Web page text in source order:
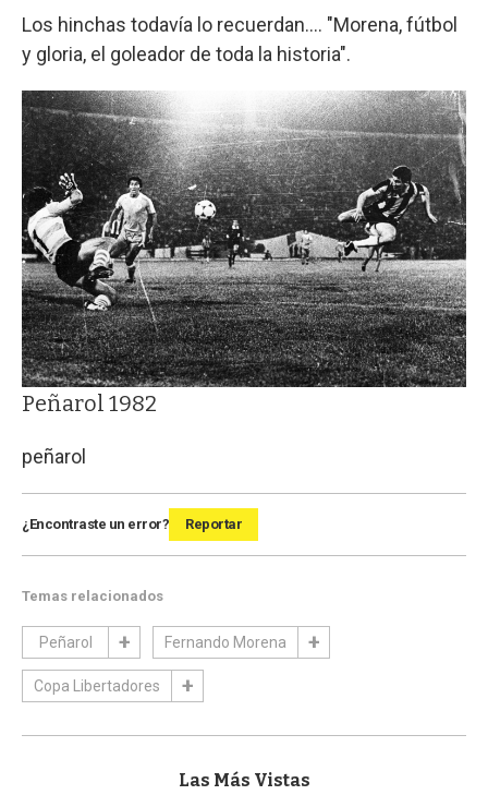
Los hinchas todavía lo recuerdan.... "Morena, fútbol
y gloria, el goleador de toda la historia".
Peñarol 1982
peñarol
¿Encontraste un error? Reportar
Temas relacionados
Peñarol Fernando Morena
Copa Libertadores
Las Más Vistas